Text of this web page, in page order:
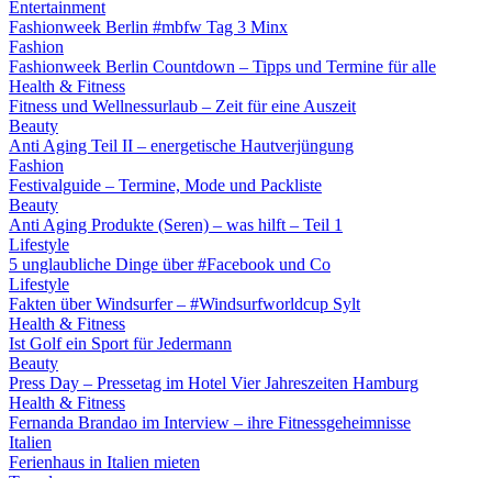
Entertainment
Fashionweek Berlin #mbfw Tag 3 Minx
Fashion
Fashionweek Berlin Countdown – Tipps und Termine für alle
Health & Fitness
Fitness und Wellnessurlaub – Zeit für eine Auszeit
Beauty
Anti Aging Teil II – energetische Hautverjüngung
Fashion
Festivalguide – Termine, Mode und Packliste
Beauty
Anti Aging Produkte (Seren) – was hilft – Teil 1
Lifestyle
5 unglaubliche Dinge über #Facebook und Co
Lifestyle
Fakten über Windsurfer – #Windsurfworldcup Sylt
Health & Fitness
Ist Golf ein Sport für Jedermann
Beauty
Press Day – Pressetag im Hotel Vier Jahreszeiten Hamburg
Health & Fitness
Fernanda Brandao im Interview – ihre Fitnessgeheimnisse
Italien
Ferienhaus in Italien mieten